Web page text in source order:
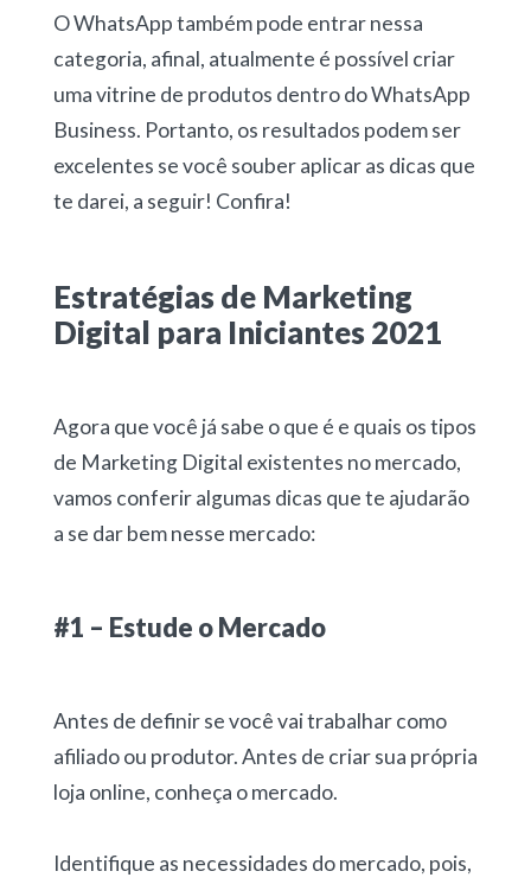
O WhatsApp também pode entrar nessa
categoria, afinal, atualmente é possível criar
uma vitrine de produtos dentro do WhatsApp
Business. Portanto, os resultados podem ser
excelentes se você souber aplicar as dicas que
te darei, a seguir! Confira!
Estratégias de Marketing
Digital para Iniciantes 2021
Agora que você já sabe o que é e quais os tipos
de Marketing Digital existentes no mercado,
vamos conferir algumas dicas que te ajudarão
a se dar bem nesse mercado:
#1 – Estude o Mercado
Antes de definir se você vai trabalhar como
afiliado ou produtor. Antes de criar sua própria
loja online, conheça o mercado.
Identifique as necessidades do mercado, pois,